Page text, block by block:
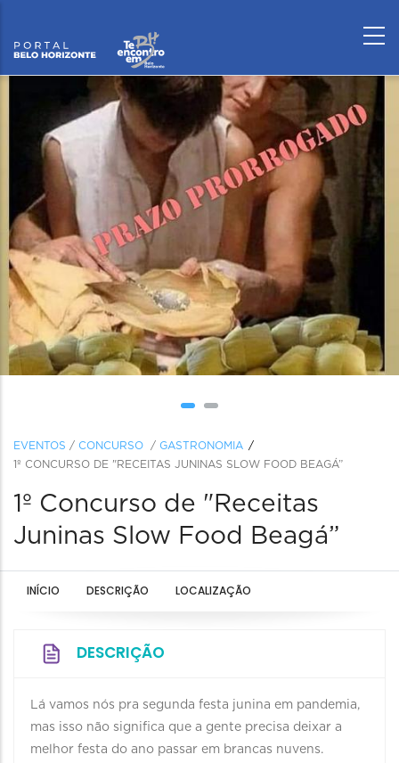
EVENTOS / CONCURSO / GASTRONOMIA
1º CONCURSO DE "RECEITAS JUNINAS SLOW FOOD BEAGÁ”
1º Concurso de "Receitas
Juninas Slow Food Beagá”
INÍCIO DESCRIÇÃO LOCALIZAÇÃO
DESCRIÇÃO
Lá vamos nós pra segunda festa junina em pandemia,
mas isso não significa que a gente precisa deixar a
melhor festa do ano passar em brancas nuvens.